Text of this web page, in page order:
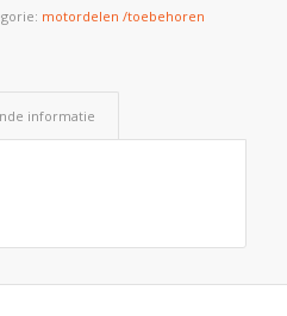
motordelen /toebehoren
informatie